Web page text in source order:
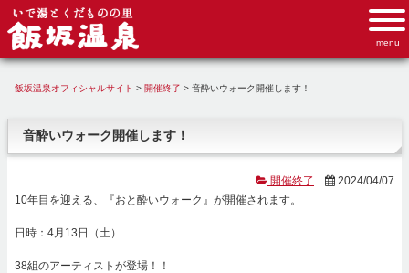
飯坂温泉オフィシャルサイト > 開催終了 > 音酔いウォーク開催します！
音酔いウォーク開催します！
開催終了
2024/04/07
10年目を迎える、『おと酔いウォーク』が開催されます。
日時：4月13日（土）
38組のアーティストが登場！！